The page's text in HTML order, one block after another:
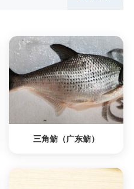
三角鲂（广东鲂）